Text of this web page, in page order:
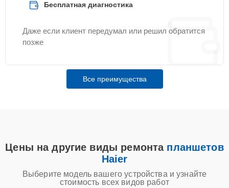
Бесплатная диагностика
Даже если клиент передумал или решил обратится
позже
Все преимущества
Цены на другие виды ремонта планшетов
Haier
Выберите модель вашего устройства и узнайте
стоимость всех видов работ